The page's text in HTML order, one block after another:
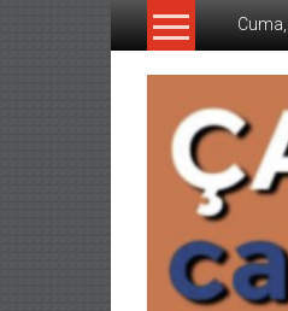
İçeriğe